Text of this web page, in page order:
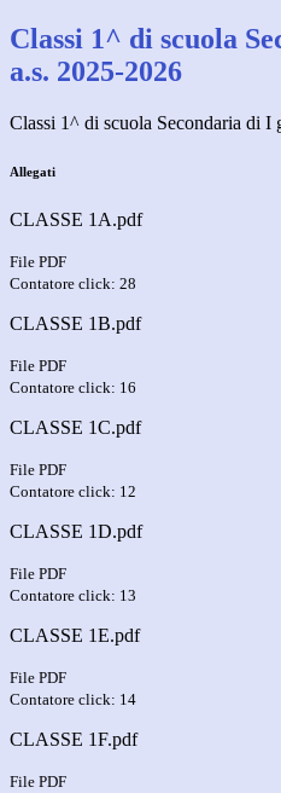
Classi 1^ di scuola
a.s. 2025-2026
Classi 1^ di scuola Secondaria di I
Allegati
CLASSE 1A.pdf
File PDF
Contatore click: 28
CLASSE 1B.pdf
File PDF
Contatore click: 16
CLASSE 1C.pdf
File PDF
Contatore click: 12
CLASSE 1D.pdf
File PDF
Contatore click: 13
CLASSE 1E.pdf
File PDF
Contatore click: 14
CLASSE 1F.pdf
File PDF